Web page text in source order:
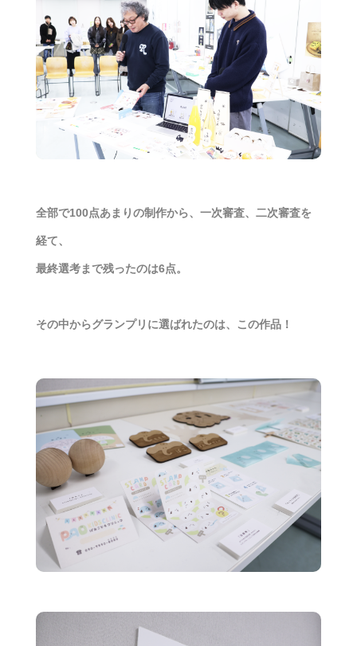
全部で100点あまりの制作から、一次審査、二次審査を
経て、
最終選考まで残ったのは6点。
その中からグランプリに選ばれたのは、この作品！